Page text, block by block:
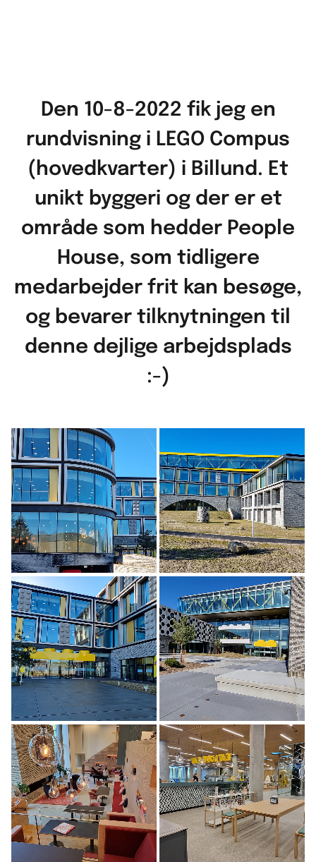
Den 10-8-2022 fik jeg en
rundvisning i LEGO Compus
(hovedkvarter) i Billund. Et
unikt byggeri og der er et
område som hedder People
House, som tidligere
medarbejder frit kan besøge,
og bevarer tilknytningen til
denne dejlige arbejdsplads
:-)